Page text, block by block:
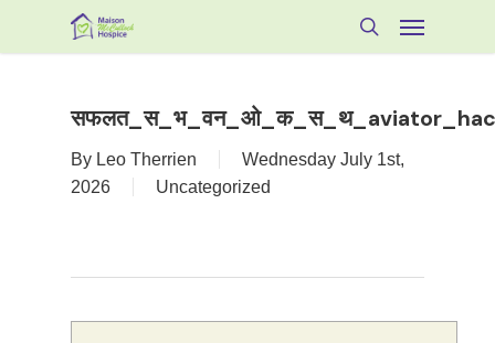
Menu
By Leo Therrien
Wednesday July 1st,
2026
Uncategorized